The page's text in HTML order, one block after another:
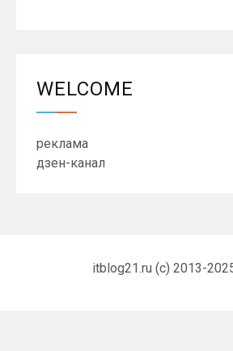
WELCOME
реклама
дзен-канал
itblog21.ru (c) 2013-